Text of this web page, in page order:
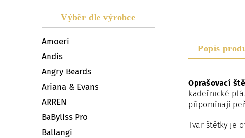
Výběr dle výrobce
Amoeri
Andis
Angry Beards
Ariana & Evans
ARREN
BaByliss Pro
Ballangi
Popis
Oprašovací
kadeřnické
připomínají
Tvar štětky je